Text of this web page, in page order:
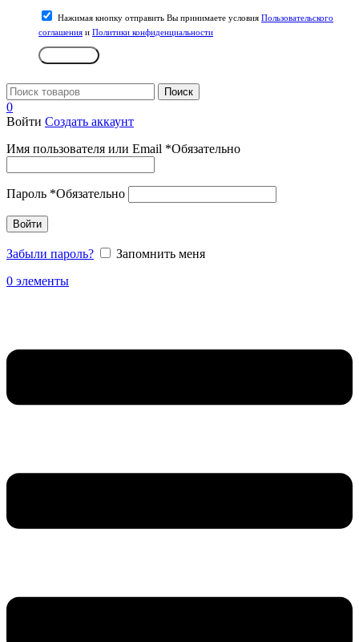
Нажимая кнопку отправить Вы принимаете условия Пользовательского
соглашения и Политики конфиденциальности
Поиск
0
Войти Создать аккаунт
Имя пользователя или Email *Обязательно
Пароль *Обязательно
Войти
Забыли пароль?
Запомнить меня
0 элементы